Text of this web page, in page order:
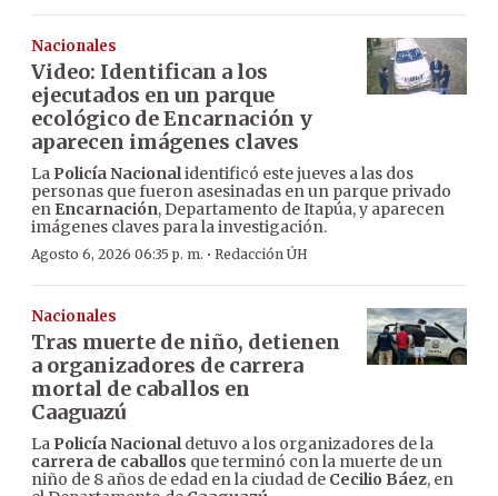
Nacionales
Video: Identifican a los
ejecutados en un parque
ecológico de Encarnación y
aparecen imágenes claves
La Policía Nacionalidentificó este jueves a las dos
personas que fueron asesinadas en un parque privado
en Encarnación, Departamento de Itapúa, y aparecen
imágenes claves para la investigación.
Agosto 6, 2026 06:35 p. m. · Redacción ÚH
Nacionales
Tras muerte de niño, detienen
a organizadores de carrera
mortal de caballos en
Caaguazú
La Policía Nacionaldetuvo a los organizadores de la
carrera de caballos que terminó con la muerte de un
niño de 8 años de edad en la ciudad de Cecilio Báez, en